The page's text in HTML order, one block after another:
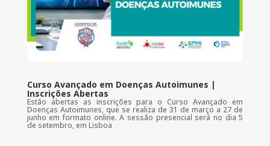
Curso Avançado em Doenças Autoimunes |
Inscrições Abertas
Estão abertas as inscrições para o Curso Avançado em
Doenças Autoimunes, que se realiza de 31 de março a 27 de
junho em formato online. A sessão presencial será no dia 5
de setembro, em Lisboa